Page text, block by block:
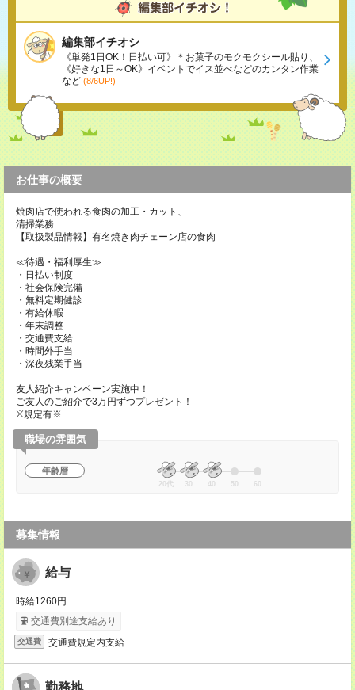
編集部イチオシ
《単発1日OK！日払い可》＊お菓子のモクモクシール貼り、
《好きな1日～OK》イベントでイス並べなどのカンタン作業
など (8/6UP!)
お仕事の概要
焼肉店で使われる食肉の加工・カット、
清掃業務
【取扱製品情報】有名焼き肉チェーン店の食肉
≪待遇・福利厚生≫
・日払い制度
・社会保険完備
・無料定期健診
・有給休暇
・年末調整
・交通費支給
・時間外手当
・深夜残業手当
友人紹介キャンペーン実施中！
ご友人のご紹介で3万円ずつプレゼント！
※規定有※
職場の雰囲気
年齢層
20代 30 40 50 60
募集情報
給与
時給1260円
交通費別途支給あり
交通費 交通費規定内支給
勤務地